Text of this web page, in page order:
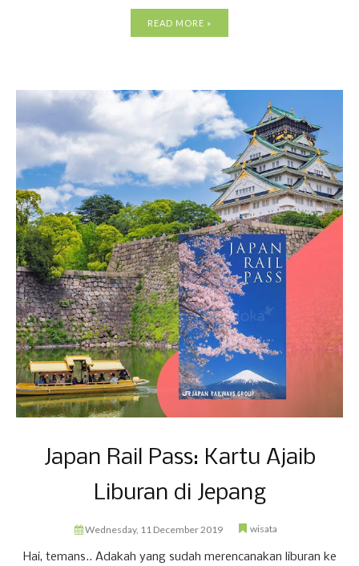
READ MORE »
Japan Rail Pass: Kartu Ajaib
Liburan di Jepang
Wednesday, 11 December 2019 wisata
Hai, temans.. Adakah yang sudah merencanakan liburan ke